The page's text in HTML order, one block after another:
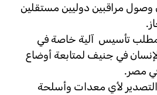
مراقبین دولیین مستقلین
مطلب تأسيس آلیة خاصة في
في جنيف لمتابعة أوضاع
مصر.
لأي معدات وأسلحة